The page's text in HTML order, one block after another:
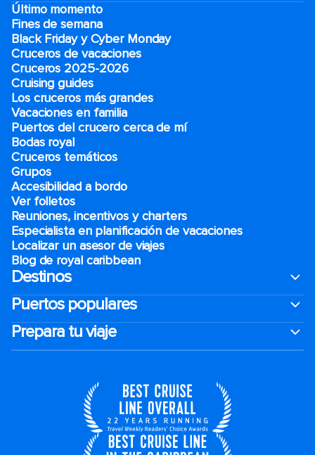
Último momento
Fines de semana
Black Friday y Cyber Monday
Cruceros de vacaciones
Cruceros 2025-2026
Cruising guides
Los cruceros más grandes
Vacaciones en familia
Puertos del crucero cerca de mí
Bodas royal
Cruceros temáticos
Grupos
Accesibilidad a bordo
Ver folletos
Reuniones, incentivos y charters​
Especialista en planificación de vacaciones
Localizar un asesor de viajes
Blog de royal caribbean
Destinos
Puertos populares
Prepara tu viaje